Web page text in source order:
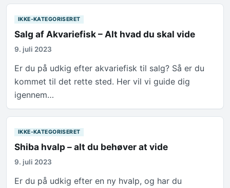
IKKE-KATEGORISERET
Salg af Akvariefisk – Alt hvad du skal vide
9. juli 2023
Er du på udkig efter akvariefisk til salg? Så er du
kommet til det rette sted. Her vil vi guide dig
igennem…
IKKE-KATEGORISERET
Shiba hvalp – alt du behøver at vide
9. juli 2023
Er du på udkig efter en ny hvalp, og har du